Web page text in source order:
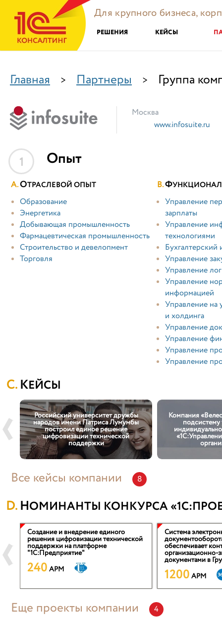
Для крупного бизнеса,
РЕШЕНИЯ КЕЙСЫ
Главная > Партнеры > Группа
Москва
www.infosuite.ru
1 Опыт
ОТРАСЛЕВОЙ ОПЫТ
Образование
Энергетика
Добывающая промышленность
Фармацевтическая промышленность
Строительство и девелопмент
Торговля
Ф
Управление
зарплаты
Управление
технологиями
Бухгалтерский
Управление
Управление
Управление
информацией
Управление на
и холдинга
Управление
Управление
Управление
Управление
КЕЙСЫ
Российский университет дружбы
народов имени Патриса Лумумбы
построил единое решение
цифровизации технической
поддержки
Компания
подсистему
Все кейсы компании 8
НОМИНАНТЫ КОНКУРСА
Создание и внедрение единого
решения цифровизации технической
поддержки на платформе
"1С:Предприятие"
240 APM
Система
обеспечивает
организационно-
документами в
ПАО "Аптечная
1200 APM
Еще проекты компании 4